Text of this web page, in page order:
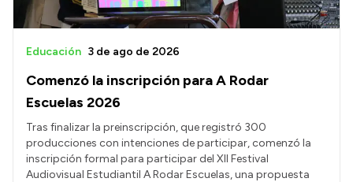
Comenzó la inscripción para A Rodar
Escuelas 2026
Educación 3 de ago de 2026
Tras finalizar la preinscripción, que registró 300
producciones con intenciones de participar, comenzó la
inscripción formal para participar del XII Festival
Audiovisual Estudiantil A Rodar Escuelas, una propuesta